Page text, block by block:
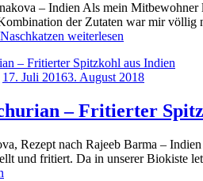
– Indien Als mein Mitbewohner
der Zutaten war mir völlig
weiterlesen
17. Juli 20163. August 2018
– Fritierter
Rezept nach Rajeeb Barma –
und fritiert. Da in unserer Biokiste